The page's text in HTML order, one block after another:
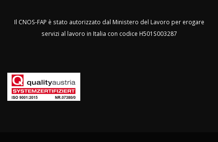
Il CNOS-FAP è stato autorizzato dal Ministero del Lavoro per erogare
servizi al lavoro in Italia con codice H501S003287